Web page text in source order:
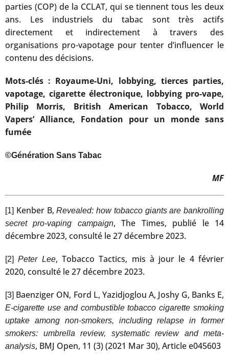
parties (COP) de la CCLAT, qui se tiennent tous les deux
ans. Les industriels du tabac sont très actifs
directement et indirectement à travers des
organisations pro-vapotage pour tenter d’influencer le
contenu des décisions.
Mots-clés : Royaume-Uni, lobbying, tierces parties,
vapotage, cigarette électronique, lobbying pro-vape,
Philip Morris, British American Tobacco, World
Vapers’ Alliance, Fondation pour un monde sans
fumée
©Génération Sans Tabac
MF
[1] Kenber B,Revealed: how tobacco giants are bankrolling
secret pro-vaping campaign, The Times, publié le 14
décembre 2023, consulté le 27 décembre 2023.
[2] Peter Lee, Tobacco Tactics, mis à jour le 4 février
2020, consulté le 27 décembre 2023.
[3] Baenziger ON, Ford L, Yazidjoglou A, Joshy G, Banks E,
E-cigarette use and combustible tobacco cigarette smoking
uptake among non-smokers, including relapse in former
smokers: umbrella review, systematic review and meta-
analysis, BMJ Open, 11 (3) (2021 Mar 30), Article e045603